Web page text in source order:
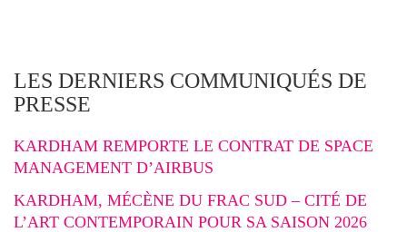
LES DERNIERS COMMUNIQUÉS DE
PRESSE
KARDHAM REMPORTE LE CONTRAT DE SPACE
MANAGEMENT D’AIRBUS
KARDHAM, MÉCÈNE DU FRAC SUD – CITÉ DE
L’ART CONTEMPORAIN POUR SA SAISON 2026